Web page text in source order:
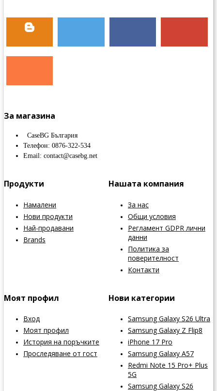
За магазина
CaseBG България
Телефон: 0876-322-534
Email: contact@casebg.net
Продукти
Намалени
Нови продукти
Най-продавани
Brands
Нашата компания
За нас
Общи условия
Регламент GDPR лични
данни
Политика за
поверителност
Контакти
Моят профил
Вход
Моят профил
История на поръчките
Проследяване от гост
Нови категории
Samsung Galaxy S26 Ultra
Samsung Galaxy Z Flip8
iPhone 17 Pro
Samsung Galaxy A57
Redmi Note 15 Pro+ Plus
5G
Samsung Galaxy S26